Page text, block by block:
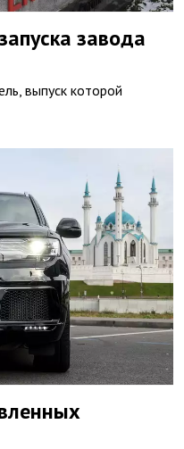
завода
выпуск которой